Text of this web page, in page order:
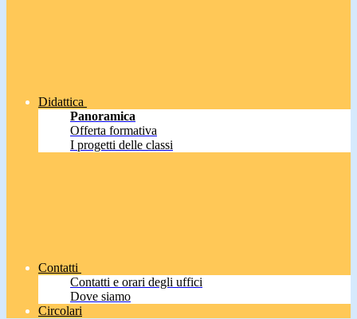
Didattica
Panoramica
Offerta formativa
I progetti delle classi
Contatti
Contatti e orari degli uffici
Dove siamo
Circolari